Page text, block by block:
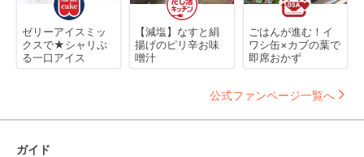
ゼリーアイスミッ
クスで★シャリぷ
る一口アイス
【減塩】なすと絹
揚げのピリ辛お味
噌汁
ごはんが進む！イ
ワシ缶×カブの葉で
即席おかず
公式ファンページ一覧へ
ガイド